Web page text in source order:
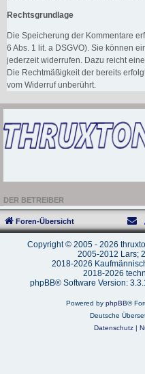
Rechtsgrundlage
Die Speicherung der Kommentare
6 Abs. 1 lit. a DSGVO). Sie können
jederzeit widerrufen. Dazu reicht
Die Rechtmäßigkeit der bereits
vom Widerruf unberührt.
DER BETREIBER
Foren-Übersicht
Copyright © 2005 - 2026
2005-2012 Lars;
2018-2026
2018-2026
phpBB® Software Version:
Powered by phpBB®
Deutsche
Datenschutz|